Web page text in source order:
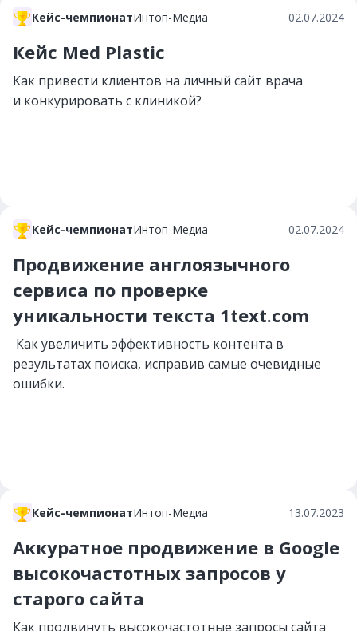
Кейс-чемпионатИнтоп-Медиа 02.07.2024
Кейс Med Plastic
Как привести клиентов на личный сайт врача
и конкурировать с клиникой?
Кейс-чемпионатИнтоп-Медиа 02.07.2024
Продвижение англоязычного
сервиса по проверке
уникальности текста 1text.com
Как увеличить эффективность контента в
результатах поиска, исправив самые очевидные
ошибки.
Кейс-чемпионатИнтоп-Медиа 13.07.2023
Аккуратное продвижение в Google
высокочастотных запросов у
старого сайта
Как продвинуть высокочастотные запросы сайта